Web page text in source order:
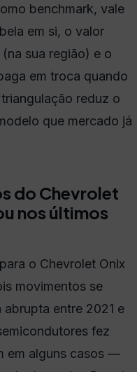
benchmark, vale
em si, o valor
sua região) e o
em troca quando
reduz o
que mercado já
do Chevrolet
nos últimos
o Chevrolet Onix
movimentos se
entre 2021 e
fez
em alguns casos —